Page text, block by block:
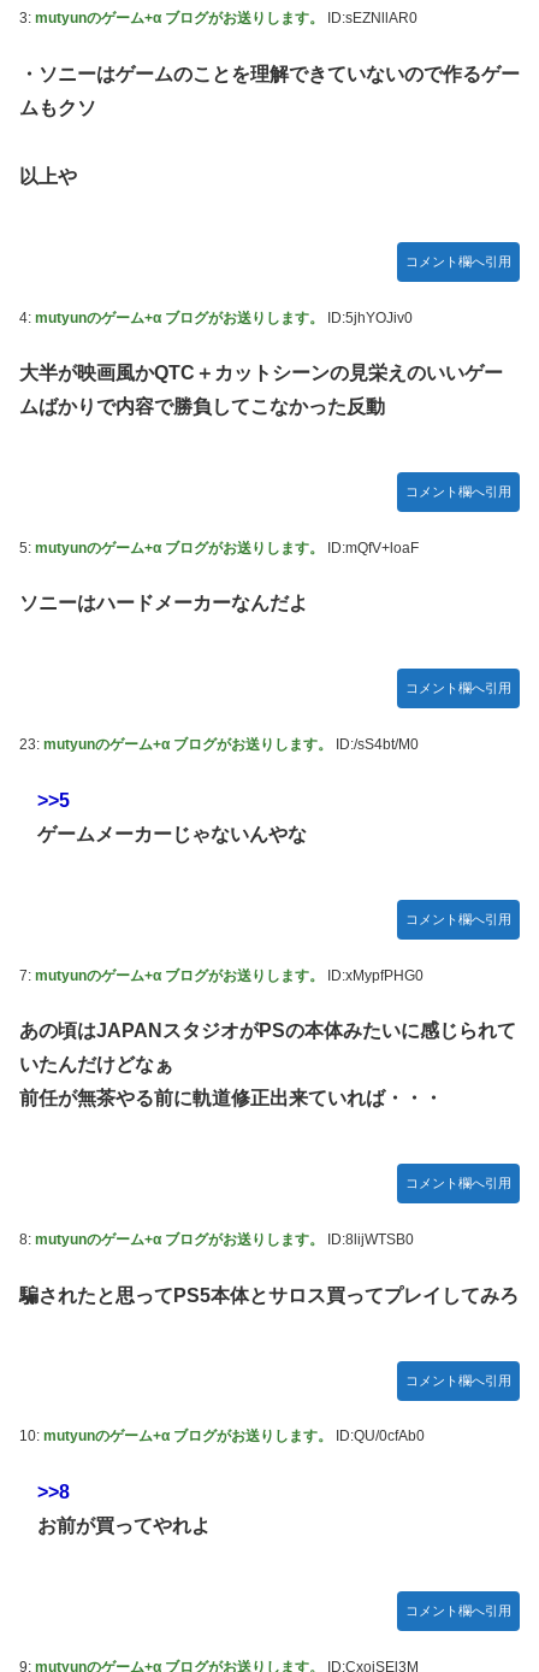
ズフィギュア【彩色原型公開】
【画像】令和最新版のあのちゃん、可愛過ぎてワイらにブッ
【ナイトレイン】 舐め腐ったネタビルドで床舐めしまくる
【ウルトラQ】 「ナメゴン」とかいうシリーズ初の宇宙怪獣
【デレマス】 橘ありす「あなたの瞳には」
やるやらでっきーのクラス転移ダンジョンサバイバル・闇鍋
あんこ仕立て 第45話
台裏2 土産物市・当日」
かDL版選ぶ理由だわとかなんなんアホなのか
【にじさんじ】本日20時から、ののはとあゆゆでコラボ！
広島県知事ら「核抑止論、根本的におかしい。軍拡競争を助
る不具合が発生
性接待を行い審判を買収していたことが発覚…（ﾌﾞﾙﾌﾞﾙ」＝
【元NMB48】安部若菜、卒業して早くもお酒解禁
冨里奈央ちゃん、罰ゲームのセミをずっと気にしてたｗ【乃
木坂46】
冨里奈央ちゃん、おへそ見せガチでエグいって・・・
3: mutyunのゲーム+α ブログがお送りします。 ID:sEZNllAR0
・ソニーはゲームのことを理解できていないので作るゲー
ムもクソ
以上や
コメント欄へ引用
4: mutyunのゲーム+α ブログがお送りします。 ID:5jhYOJiv0
大半が映画風かQTC＋カットシーンの見栄えのいいゲー
ムばかりで内容で勝負してこなかった反動
コメント欄へ引用
5: mutyunのゲーム+α ブログがお送りします。 ID:mQfV+loaF
ソニーはハードメーカーなんだよ
コメント欄へ引用
23: mutyunのゲーム+α ブログがお送りします。 ID:/sS4bt/M0
>>5
ゲームメーカーじゃないんやな
コメント欄へ引用
7: mutyunのゲーム+α ブログがお送りします。 ID:xMypfPHG0
あの頃はJAPANスタジオがPSの本体みたいに感じられて
いたんだけどなぁ
前任が無茶やる前に軌道修正出来ていれば・・・
コメント欄へ引用
8: mutyunのゲーム+α ブログがお送りします。 ID:8lijWTSB0
騙されたと思ってPS5本体とサロス買ってプレイしてみろ
コメント欄へ引用
10: mutyunのゲーム+α ブログがお送りします。 ID:QU/0cfAb0
>>8
お前が買ってやれよ
コメント欄へ引用
9: mutyunのゲーム+α ブログがお送りします。 ID:CxojSEl3M